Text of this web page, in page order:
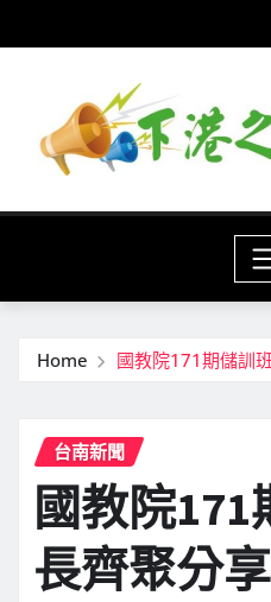
to
Home 國教院171期儲訓
台南新聞
國教院
長齊聚分